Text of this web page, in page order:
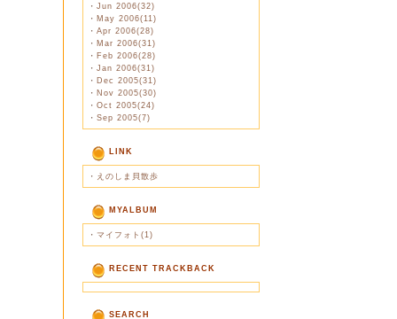
・ Jun 2006(32)
・ May 2006(11)
・ Apr 2006(28)
・ Mar 2006(31)
・ Feb 2006(28)
・ Jan 2006(31)
・ Dec 2005(31)
・ Nov 2005(30)
・ Oct 2005(24)
・ Sep 2005(7)
LINK
・ えのしま貝散歩
MYALBUM
・ マイフォト(1)
RECENT TRACKBACK
SEARCH